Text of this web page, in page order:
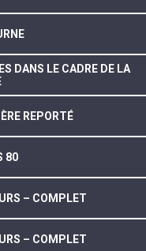
DANS LE CADRE DE LA
REPORTÉ
80
– COMPLET
– COMPLET